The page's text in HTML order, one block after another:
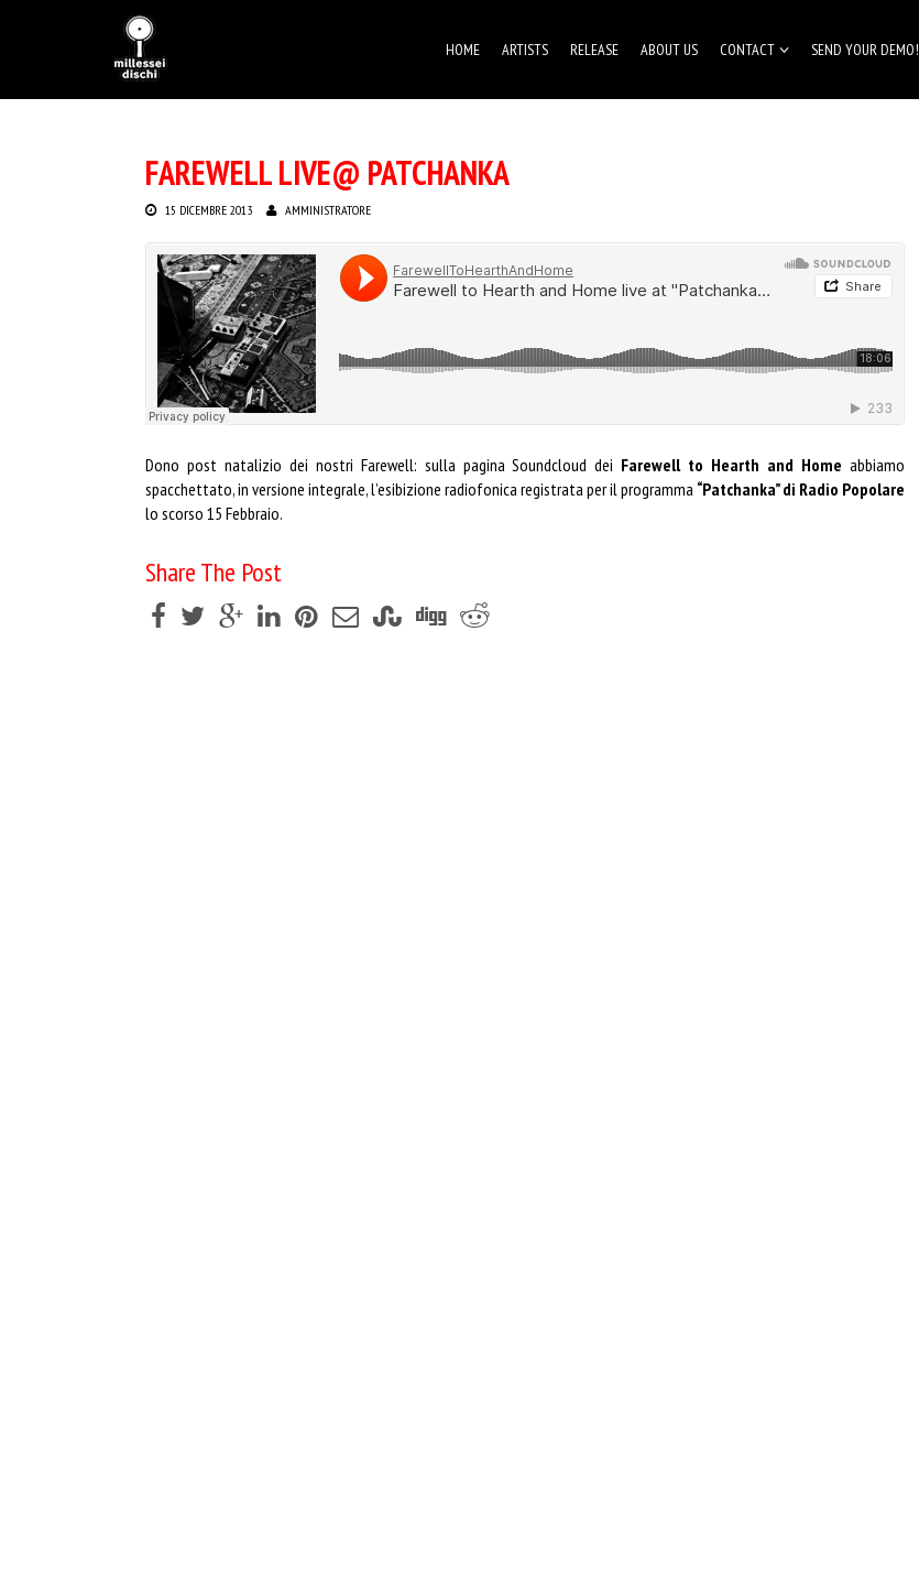
HOME ARTISTS RELEASE ABOUT US CONTACT SEND YOUR DEMO!
FAREWELL LIVE@ PATCHANKA
15 DICEMBRE 2013 AMMINISTRATORE
Dono post natalizio dei nostri Farewell: sulla pagina Soundcloud dei Farewell to Hearth and Home abbiamo
spacchettato, in versione integrale, l’esibizione radiofonica registrata per il programma “Patchanka” di Radio Popolare
lo scorso 15 Febbraio.
Share The Post